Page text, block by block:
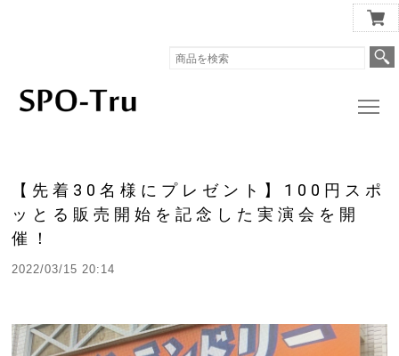
【先着30名様にプレゼント】100円スポ
ッとる販売開始を記念した実演会を開
催！
2022/03/15 20:14